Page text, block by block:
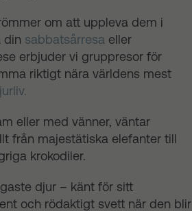
om att uppleva dem i
din sabbatsårresa eller
erbjuder vi gruppresor för
riktigt nära världens mest
eller med vänner, väntar
från majestätiska elefanter till
krokodiler.
djur – känt för sitt
och rödaktigt svett när den blir